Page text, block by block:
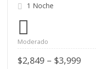
1 Noche
Moderado
$2,849 – $3,999Price